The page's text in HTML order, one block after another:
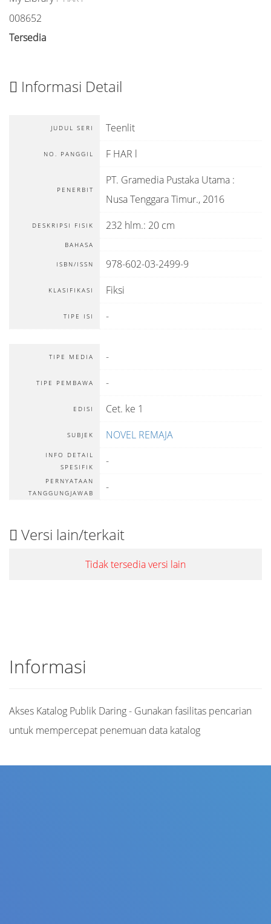
008652
Tersedia
Informasi Detail
JUDUL SERI Teenlit
NO. PANGGIL F HAR l
PENERBIT
PT. Gramedia Pustaka Utama :
Nusa Tenggara Timur., 2016
DESKRIPSI FISIK 232 hlm.: 20 cm
BAHASA
ISBN/ISSN 978-602-03-2499-9
KLASIFIKASI Fiksi
TIPE ISI -
TIPE MEDIA -
TIPE PEMBAWA -
EDISI Cet. ke 1
SUBJEK NOVEL REMAJA
INFO DETAIL
SPESIFIK
-
PERNYATAAN
TANGGUNGJAWAB
-
Versi lain/terkait
Tidak tersedia versi lain
Informasi
Akses Katalog Publik Daring - Gunakan fasilitas pencarian
untuk mempercepat penemuan data katalog